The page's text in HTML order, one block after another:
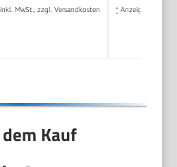
MwSt., zzgl. Versandkosten * Anzeige
Kauf